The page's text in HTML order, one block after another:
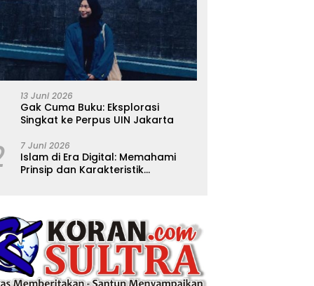
13 Juni 2026
Gak Cuma Buku: Eksplorasi
Singkat ke Perpus UIN Jakarta
7 Juni 2026
Islam di Era Digital: Memahami
Prinsip dan Karakteristik